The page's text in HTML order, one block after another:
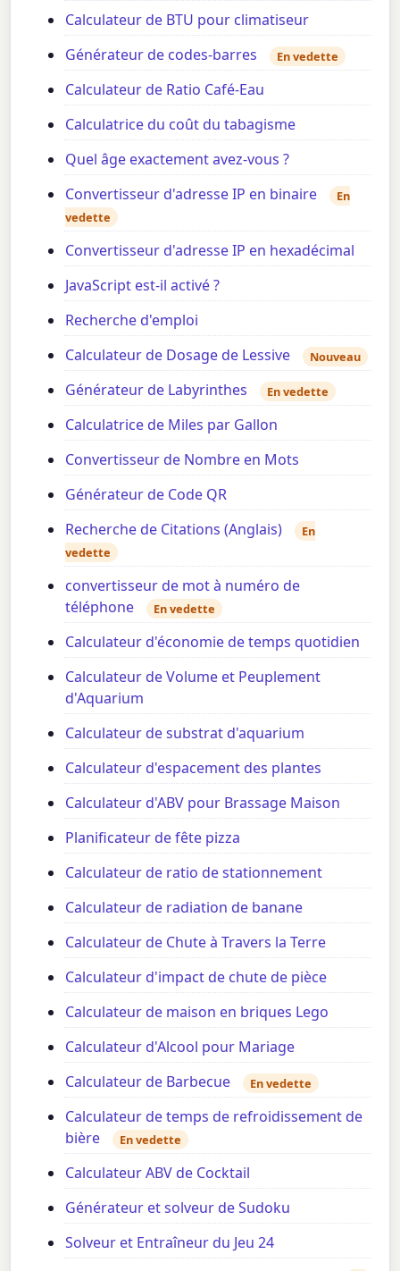
Calculateur de BTU pour climatiseur
Générateur de codes-barres
En vedette
Calculateur de Ratio Café-Eau
Calculatrice du coût du tabagisme
Quel âge exactement avez-vous ?
Convertisseur d'adresse IP en binaire
En
vedette
Convertisseur d'adresse IP en hexadécimal
JavaScript est-il activé ?
Recherche d'emploi
Calculateur de Dosage de Lessive
Nouveau
Générateur de Labyrinthes En vedette
Calculatrice de Miles par Gallon
Convertisseur de Nombre en Mots
Générateur de Code QR
Recherche de Citations (Anglais)
En
vedette
convertisseur de mot à numéro de
téléphone
En vedette
Calculateur d'économie de temps quotidien
Calculateur de Volume et Peuplement
d'Aquarium
Calculateur de substrat d'aquarium
Calculateur d'espacement des plantes
Calculateur d'ABV pour Brassage Maison
Planificateur de fête pizza
Calculateur de ratio de stationnement
Calculateur de radiation de banane
Calculateur de Chute à Travers la Terre
Calculateur d'impact de chute de pièce
Calculateur de maison en briques Lego
Calculateur d'Alcool pour Mariage
Calculateur de Barbecue
En vedette
Calculateur de temps de refroidissement de
bière
En vedette
Calculateur ABV de Cocktail
Générateur et solveur de Sudoku
Solveur et Entraîneur du Jeu 24